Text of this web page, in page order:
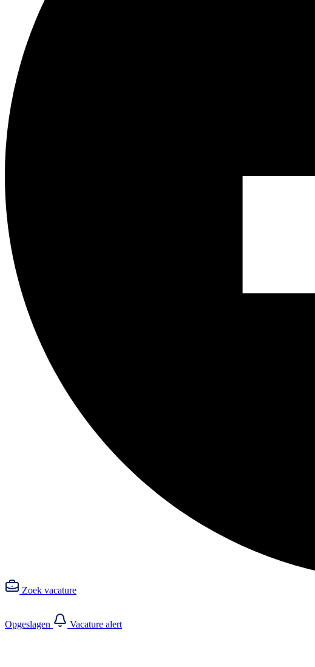
Zoek vacature
Opgeslagen Vacature alert